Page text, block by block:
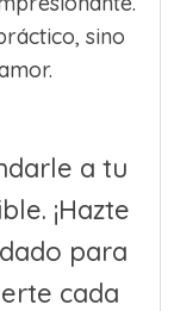
sino
a tu
¡Hazte
para
cada